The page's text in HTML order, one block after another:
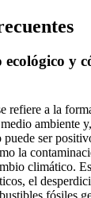
ecológico y
refiere a la
ambiente
puede ser
la
climático.
el